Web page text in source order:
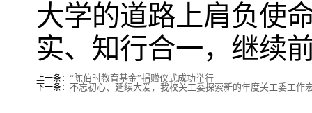
大学的道路上肩负使
实、知行合一，继续
上一条： “陈伯时教育基金”捐赠仪式成功举行
下一条： 不忘初心、延续大爱，我校关工委探索新的年度关工委工作